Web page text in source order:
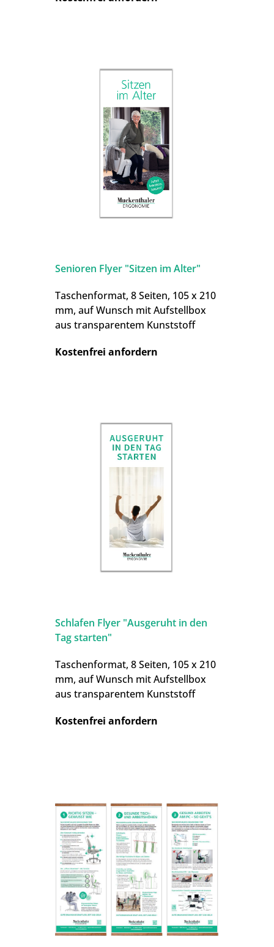
Senioren Flyer "Sitzen im Alter"
Taschenformat, 8 Seiten, 105 x 210
mm, auf Wunsch mit Aufstellbox
aus transparentem Kunststoff
Kostenfrei anfordern
Schlafen Flyer "Ausgeruht in den
Tag starten"
Taschenformat, 8 Seiten, 105 x 210
mm, auf Wunsch mit Aufstellbox
aus transparentem Kunststoff
Kostenfrei anfordern